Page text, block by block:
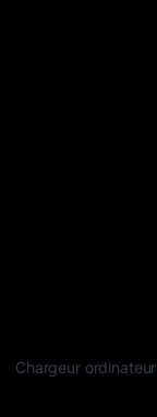
Chargeur ordinateur